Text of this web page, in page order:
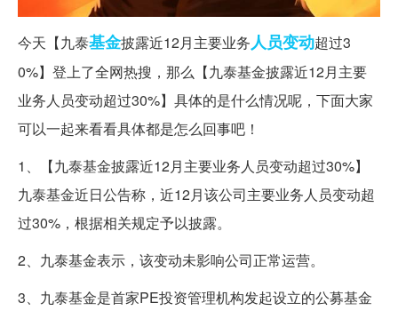
今天【九泰基金披露近12月主要业务人员变动超过3
0%】登上了全网热搜，那么【九泰基金披露近12月主要
业务人员变动超过30%】具体的是什么情况呢，下面大家
可以一起来看看具体都是怎么回事吧！
1、【九泰基金披露近12月主要业务人员变动超过30%】
九泰基金近日公告称，近12月该公司主要业务人员变动超
过30%，根据相关规定予以披露。
2、九泰基金表示，该变动未影响公司正常运营。
3、九泰基金是首家PE投资管理机构发起设立的公募基金